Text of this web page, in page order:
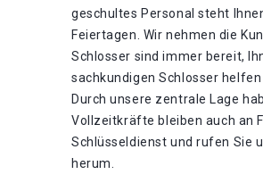
geschultes Personal steht
Feiertagen. Wir nehmen die
Schlosser sind immer bereit,
sachkundigen Schlosser
Durch unsere zentrale Lage
Vollzeitkräfte bleiben auch an
Schlüsseldienst und rufen Sie
herum.